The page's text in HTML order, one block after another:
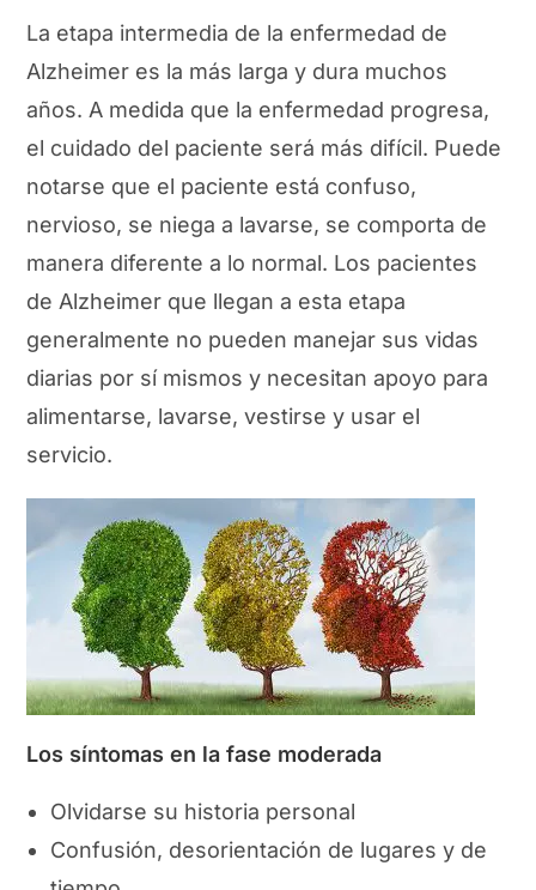
La etapa intermedia de la enfermedad de
Alzheimer es la más larga y dura muchos
años. A medida que la enfermedad progresa,
el cuidado del paciente será más difícil. Puede
notarse que el paciente está confuso,
nervioso, se niega a lavarse, se comporta de
manera diferente a lo normal. Los pacientes
de Alzheimer que llegan a esta etapa
generalmente no pueden manejar sus vidas
diarias por sí mismos y necesitan apoyo para
alimentarse, lavarse, vestirse y usar el
servicio.
Los síntomas en la fase moderada
Olvidarse su historia personal
Confusión, desorientación de lugares y de